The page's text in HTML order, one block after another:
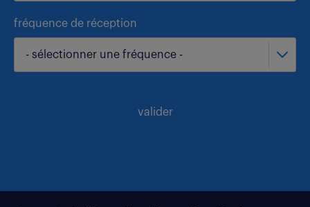
fréquence de réception
- sélectionner une fréquence -
valider